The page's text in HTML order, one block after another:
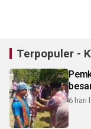
Terpopuler -
6 hari